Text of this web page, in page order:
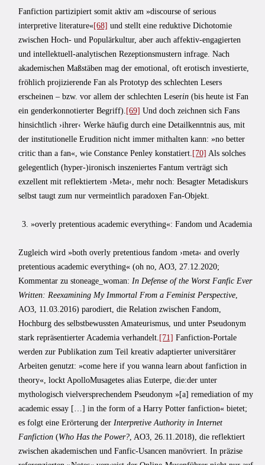
Fanfiction partizipiert somit aktiv am »discourse of serious
interpretive literature«[68] und stellt eine reduktive Dichotomie
zwischen Hoch- und Populärkultur, aber auch affektiv-engagierten
und intellektuell-analytischen Rezeptionsmustern infrage. Nach
akademischen Maßstäben mag der emotional, oft erotisch investierte,
fröhlich projizierende Fan als Prototyp des schlechten Lesers
erscheinen – bzw. vor allem der schlechten Leserin (bis heute ist Fan
ein genderkonnotierter Begriff). [69] Und doch zeichnen sich Fans
hinsichtlich ›ihrer‹ Werke häufig durch eine Detailkenntnis aus, mit
der institutionelle Erudition nicht immer mithalten kann: »no better
critic than a fan«, wie Constance Penley konstatiert. [70] Als solches
gelegentlich (hyper-)‌ironisch inszeniertes Fantum verträgt sich
exzellent mit reflektiertem ›Meta‹, mehr noch: Besagter Metadiskurs
selbst taugt zum nur vermeintlich paradoxen Fan-Objekt.
3. »overly pretentious academic everything«: Fandom und Academia
Zugleich wird »both overly pretentious fandom ›meta‹ and overly
pretentious academic everything« (oh no, AO3, 27.12.2020;
Kommentar zu stoneage_woman: In Defense of the Worst Fanfic Ever
Written: Reexamining My Immortal From a Feminist Perspective
AO3, 11.03.2016) parodiert, die Relation zwischen Fandom,
Hochburg des selbst­bewussten Amateurismus, und unter Pseudonym
stark repräsentierter Academia verhandelt. [71] Fanfiction-Portale
werden zur Publikation zum Teil kreativ adaptierter universitärer
Arbeiten genutzt: »come here if you wanna learn about fanfiction in
theory«, lockt ApolloMusagetes alias Euterpe, die:der unter
mythologisch vielversprechendem Pseudonym »[a] remediation of my
academic essay […] in the form of a Harry Potter fanfiction« bietet;
es folgt eine Erörterung der Interpretive Authority in Internet
Fanfiction (Who Has the Power? , AO3, 26.11.2018), die reflektiert
zwischen akademischen und Fanfic-Usancen manövriert. In präzise